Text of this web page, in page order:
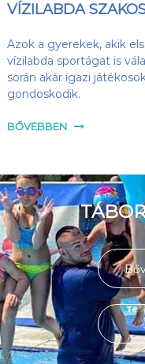
VÍZILABDA
Azok a gyerekek, akik
vízilabda sportágat is
során akár igazi
gondoskodik.
BŐVEBBEN